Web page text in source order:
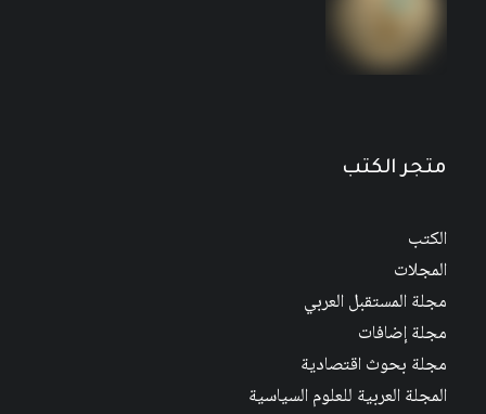
متجر الكتب
الكتب
المجلات
مجلة المستقبل العربي
مجلة إضافات
مجلة بحوث اقتصادية
المجلة العربية للعلوم السياسية